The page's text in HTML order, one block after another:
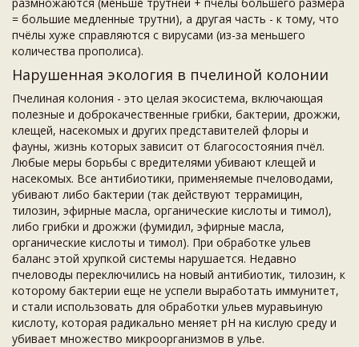
= большие медленные трутни), а другая часть - к тому, что
пчёлы хуже справляются с вирусами (из-за меньшего
количества прополиса).
Нарушенная экология в пчелиной колонии
Пчелиная колония - это целая экосистема, включающая
полезные и доброкачественные грибки, бактерии, дрожжи,
клещей, насекомых и других представителей флоры и
фауны, жизнь которых зависит от благосостояния пчёл.
Любые меры борьбы с вредителями убивают клещей и
насекомых. Все антибиотики, применяемые пчеловодами,
убивают либо бактерии (так действуют террамицин,
тилозин, эфирные масла, органические кислоты и тимол),
либо грибки и дрожжи (фумидил, эфирные масла,
органические кислоты и тимол). При обработке ульев
баланс этой хрупкой системы нарушается. Недавно
пчеловоды переключились на новый антибиотик, тилозин, к
которому бактерии еще не успели выработать иммунитет,
и стали использовать для обработки ульев муравьиную
кислоту, которая радикально меняет pH на кислую среду и
убивает множество микроорганизмов в улье.